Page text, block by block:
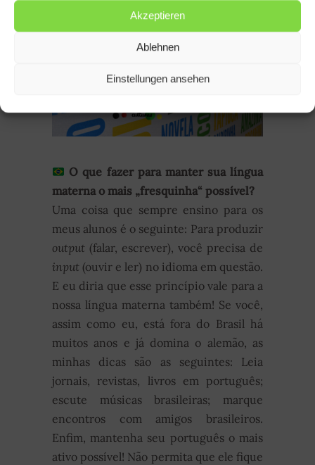
Akzeptieren
Ablehnen
Einstellungen ansehen
O que fazer para manter sua língua
materna o mais „fresquinha“ possível?
Uma coisa que sempre ensino para os
meus alunos é o seguinte: Para produzir
output (falar, escrever), você precisa de
input (ouvir e ler) no idioma em questão.
E eu diria que esse princípio vale para a
nossa língua materna também! Se você,
assim como eu, está fora do Brasil há
muitos anos e já domina o alemão, as
minhas dicas são as seguintes: Leia
jornais, revistas, livros em português;
escute músicas brasileiras; marque
encontros com amigos brasileiros.
Enfim, mantenha seu português o mais
ativo possível! Não permita que ele fique